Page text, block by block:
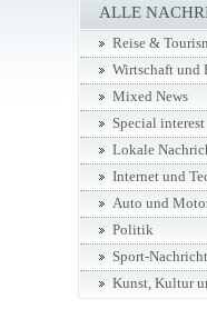
ALLE
Reise &
Wirtschaft und
Mixed News
Special interest
Lokale
Internet und
Auto und
Politik
Sport-
Kunst, Kultur